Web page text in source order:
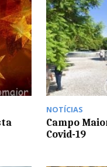
NOTÍCIAS
Campo
Covid-19